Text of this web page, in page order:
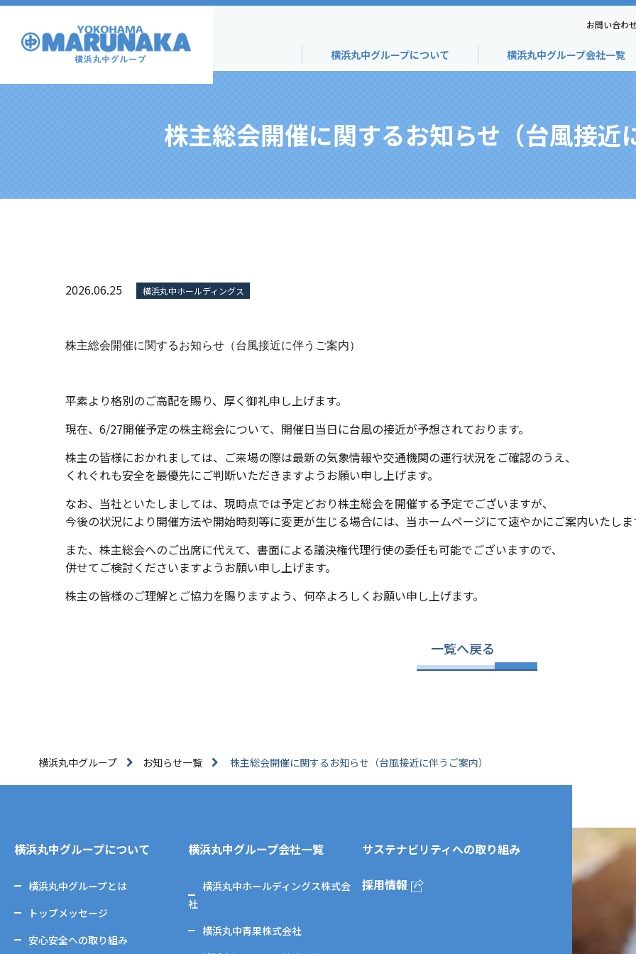
お問い合わ
横浜丸中グループについて 横浜丸中グループ会社一覧
株主総会開催に関するお知らせ（台風接近
2026.06.25 横浜丸中ホールディングス
株主総会開催に関するお知らせ（台風接近に伴うご案内）
平素より格別のご高配を賜り、厚く御礼申し上げます。
現在、 6/27開催予定の株主総会について、開催日当日に台風の接近が予想されております。
株主の皆様におかれましては、ご来場の際は最新の気象情報や交通機関の運行状況をご確認のうえ、
くれぐれも安全を最優先にご判断いただきますようお願い申し上げます。
なお、当社といたしましては、現時点では予定どおり株主総会を開催する予定でございますが、
今後の状況により開催方法や開始時刻等に変更が生じる場合には、当ホームページにて速やかにご案内いたしま
また、株主総会へのご出席に代えて、書面による議決権代理行使の委任も可能でございますので、
併せてご検討くださいますようお願い申し上げます。
株主の皆様のご理解とご協力を賜りますよう、何卒よろしくお願い申し上げます。
一覧へ戻る
横浜丸中グループ お知らせ一覧 株主総会開催に関するお知らせ（台風接近に伴うご案内）
横浜丸中グループについて
横浜丸中グループとは
トップメッセージ
安心安全への取り組み
横浜丸中グループ会社一覧
横浜丸中ホールディングス株式会
社
横浜丸中青果株式会社
サステナビリティへの取り組み
採用情報